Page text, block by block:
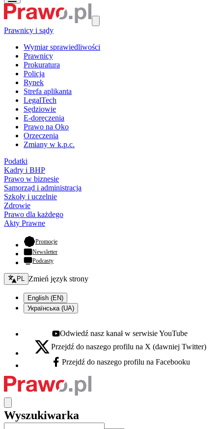
Prawnicy i sądy
Wymiar sprawiedliwości
Prawnicy
Prokuratura
Policja
Rynek
Strefa aplikanta
LegalTech
Sędziowie
E-doręczenia
Prawo na Oko
Orzeczenia
Zmiany w k.p.c.
Podatki
Kadry i BHP
Prawo w biznesie
Samorząd i administracja
Szkoły i uczelnie
Zdrowie
Prawo dla każdego
Akty Prawne
Promocje- otwiera się w nowej karcie
Newsletter
Podcasty
Zmień język - bieżący:
PL Zmień język strony
English (EN)
Українська (UA)
Youtube - otwiera się w nowej karcie
Odwiedź nasz kanał w serwisie YouTube
X - otwiera się w nowej karcie
Przejdź do naszego profilu na X (dawniej Twitter)
Facebook - otwiera się w nowej karcie
Przejdź do naszego profilu na Facebooku
Wyszukiwarka